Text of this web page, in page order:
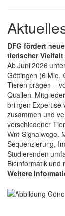
DFG fördert
tierischer Vielfalt
Ab Juni 2026
Göttingen (6 Mio.
Tieren prägen –
Quallen.
bringen Expertise
zusammen und
verschiedener
Wnt-Signalwege.
Sequenzierung,
Studierenden
Bioinformatik und
Weitere